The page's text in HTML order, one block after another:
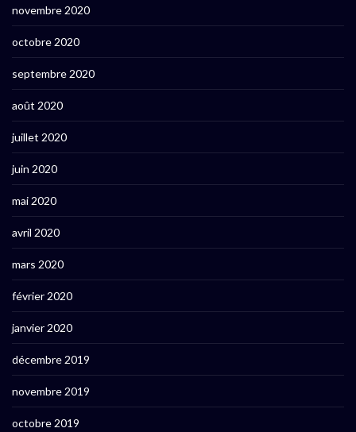
novembre 2020
octobre 2020
septembre 2020
août 2020
juillet 2020
juin 2020
mai 2020
avril 2020
mars 2020
février 2020
janvier 2020
décembre 2019
novembre 2019
octobre 2019